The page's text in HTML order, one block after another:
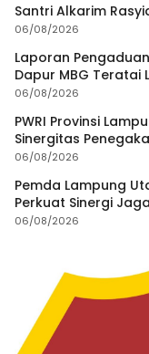
Santri Alkarim
06/08/2026
Laporan
Dapur MBG
Minta Satgas
06/08/2026
PWRI Provinsi
Sinergitas
06/08/2026
Pemda Lampung
Perkuat Sinergi
06/08/2026